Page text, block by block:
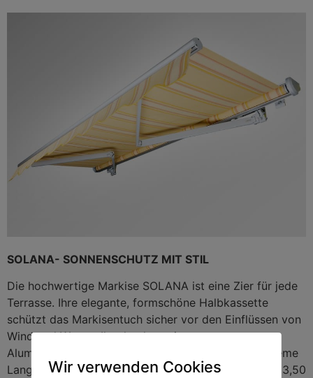
SOLANA- SONNENSCHUTZ MIT STIL
Die hochwertige Markise SOLANA ist eine Zier für jede
Terrasse. Ihre elegante, formschöne Halbkassette
schützt das Markisentuch sicher vor den Einflüssen von
Wind und Wetter. Ihre hochwertige
Aluminiumkonstruktion sorgt für Stabilität und extreme
Langlebigkeit. Möglich sind Ausfalltiefen von bis zu 3,50
Wir verwenden Cookies